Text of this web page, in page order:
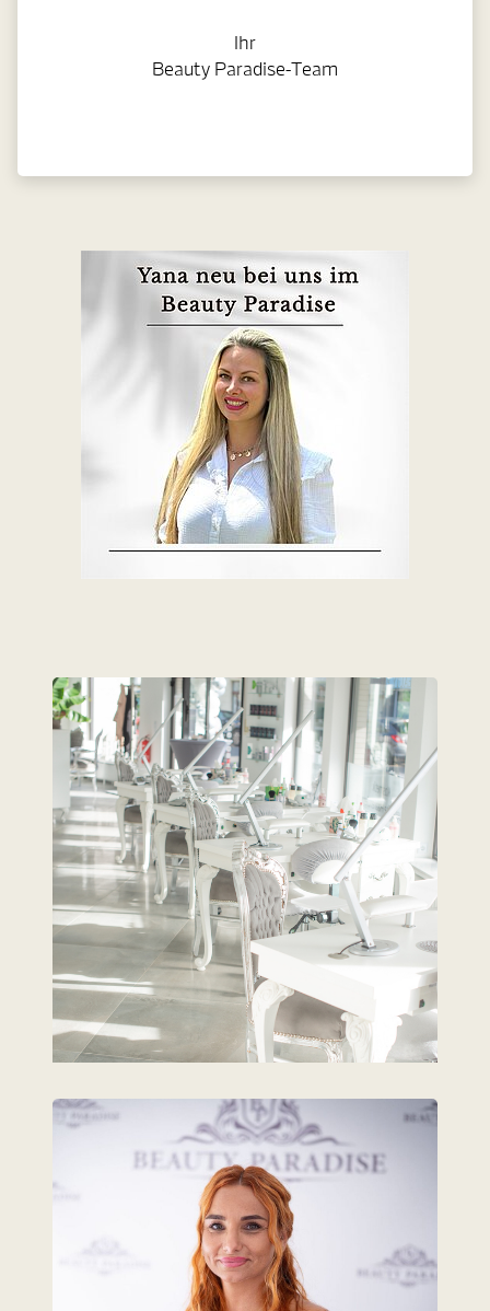
Ihr
Beauty Paradise-Team